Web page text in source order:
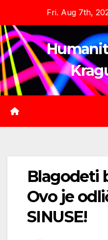
content
Fri. Aug 7th,
Blagodeti
Ovo je
SINUSE!